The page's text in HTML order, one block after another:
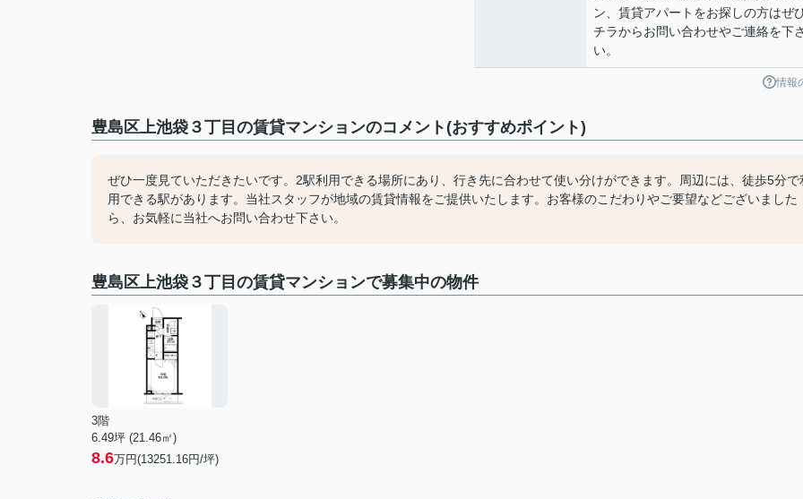
ン、賃貸アパートをお探しの方はぜ
チラからお問い合わせやご連絡を下
い。
情報
豊島区上池袋３丁目の賃貸マンションのコメント(おすすめポイント)
ぜひ一度見ていただきたいです。2駅利用できる場所にあり、行き先に合わせて使い分けができます。周辺には、徒歩5分で
用できる駅があります。当社スタッフが地域の賃貸情報をご提供いたします。お客様のこだわりやご要望などございました
ら、お気軽に当社へお問い合わせ下さい。
豊島区上池袋３丁目の賃貸マンションで募集中の物件
3階
6.49坪 (21.46㎡)
8.6万円(13251.16円/坪)